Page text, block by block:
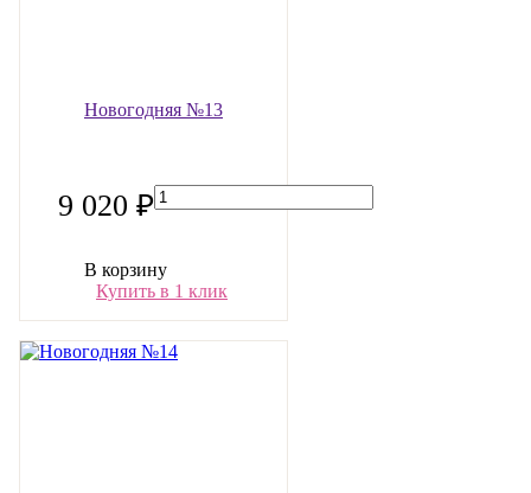
Новогодняя №13
9 020 ₽
В корзину
Купить в 1 клик